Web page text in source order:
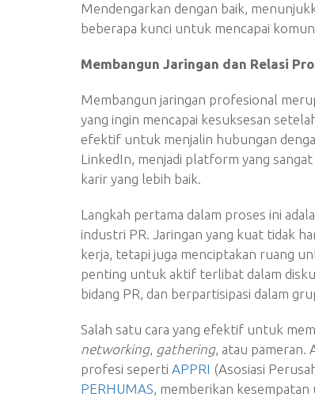
Mendengarkan dengan baik,
beberapa kunci untuk mencapai
Membangun Jaringan dan Relasi
Membangun jaringan profesional
yang ingin mencapai kesuksesan
efektif untuk menjalin hubungan
LinkedIn, menjadi platform yang
karir yang lebih baik.
Langkah pertama dalam proses ini
industri PR. Jaringan yang kuat tidak
kerja, tetapi juga menciptakan ruang
penting untuk aktif terlibat dalam
bidang PR, dan berpartisipasi dalam
Salah satu cara yang efektif untuk
networking, gathering, atau pameran.
profesi seperti APPRI (Asosiasi
PERHUMAS, memberikan